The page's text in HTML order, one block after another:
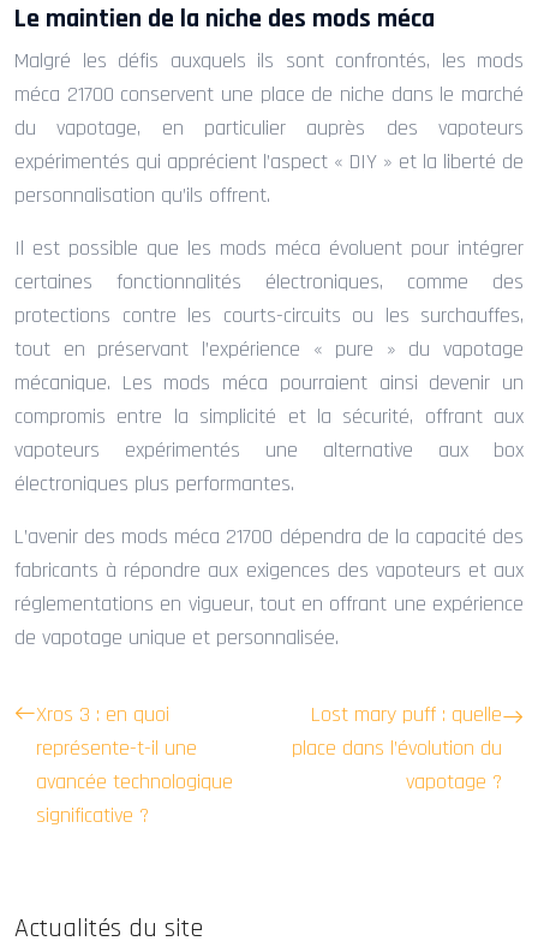
Le maintien de la niche des mods méca
Malgré les défis auxquels ils sont confrontés, les mods
méca 21700 conservent une place de niche dans le marché
du vapotage, en particulier auprès des vapoteurs
expérimentés qui apprécient l’aspect « DIY » et la liberté de
personnalisation qu’ils offrent.
Il est possible que les mods méca évoluent pour intégrer
certaines fonctionnalités électroniques, comme des
protections contre les courts-circuits ou les surchauffes,
tout en préservant l’expérience « pure » du vapotage
mécanique. Les mods méca pourraient ainsi devenir un
compromis entre la simplicité et la sécurité, offrant aux
vapoteurs expérimentés une alternative aux box
électroniques plus performantes.
L’avenir des mods méca 21700 dépendra de la capacité des
fabricants à répondre aux exigences des vapoteurs et aux
réglementations en vigueur, tout en offrant une expérience
de vapotage unique et personnalisée.
Xros 3 : en quoi
représente-t-il une
avancée technologique
significative ?
Lost mary puff : quelle
place dans l’évolution du
vapotage ?
Actualités du site